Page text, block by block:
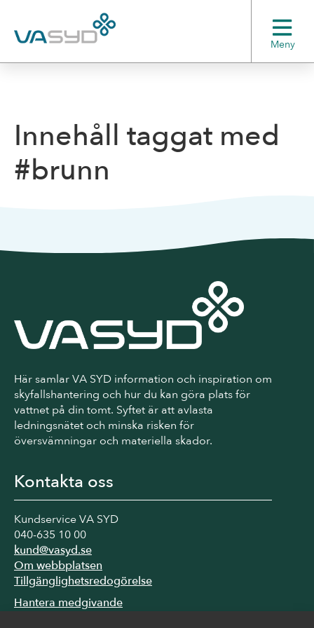
Meny
Innehåll taggat med
#brunn
Kontakta oss
Här samlar VA SYD information och inspiration om
skyfallshantering och hur du kan göra plats för
vattnet på din tomt. Syftet är att avlasta
ledningsnätet och minska risken för
översvämningar och materiella skador.
Kundservice VA SYD
040-635 10 00
kund@vasyd.se
Om webbplatsen
Tillgänglighetsredogörelse
Hantera medgivande